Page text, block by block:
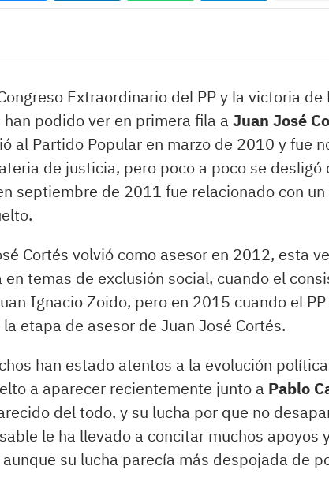
Extraordinario del PP y la victoria de
podido ver en primera fila a Juan José
al Partido Popular en marzo de 2010 y fue
de justicia, pero poco a poco se desligó
septiembre de 2011 fue relacionado con
Cortés volvió como asesor en 2012, esta
temas de exclusión social, cuando el
Ignacio Zoido, pero en 2015 cuando el
etapa de asesor de Juan José Cortés.
han estado atentos a la evolución
a aparecer recientemente junto a Pablo
del todo, y su lucha por que no
le ha llevado a concitar muchos apoyos
su lucha parecía más despojada de